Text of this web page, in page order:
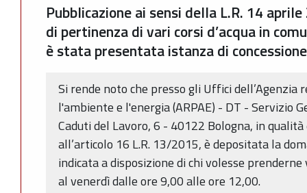
Pubblicazione ai sensi della L.R. 14
di pertinenza di vari corsi d’acqua in
è stata presentata istanza di
Si rende noto che presso gli Uffici dell’Agenzia
l'ambiente e l'energia (ARPAE) - DT - Servizio
Caduti del Lavoro, 6 - 40122 Bologna, in
all’articolo 16 L.R. 13/2015, è depositata la
indicata a disposizione di chi volesse
al venerdì dalle ore 9,00 alle ore 12,00.